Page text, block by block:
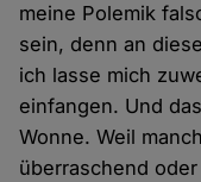
meine Polemik
sein, denn an
ich lasse mich
einfangen. Und
Wonne. Weil
überraschend